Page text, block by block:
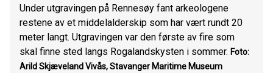
Under utgravingen på Rennesøy fant arkeologene
restene av et middelalderskip som har vært rundt 20
meter langt. Utgravingen var den første av fire som
skal finne sted langs Rogalandskysten i sommer. Foto:
Arild Skjæveland Vivås, Stavanger Maritime Museum